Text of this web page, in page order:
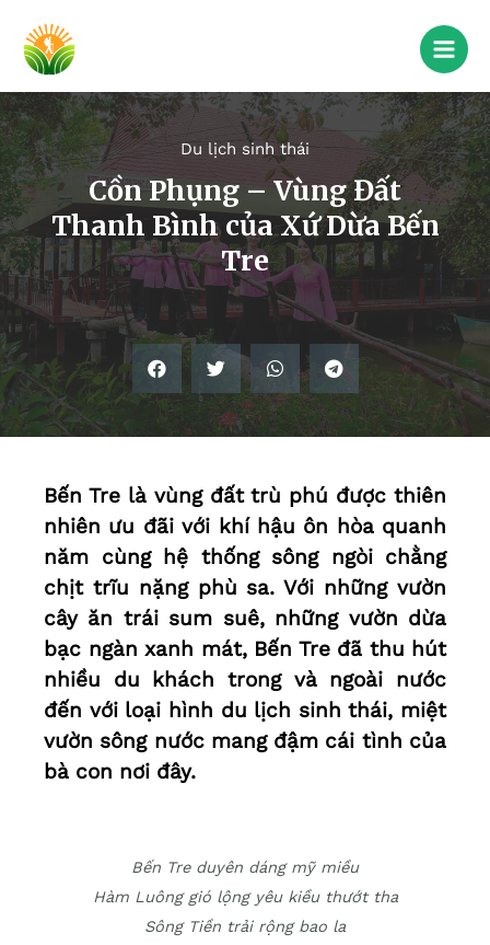
Du lịch sinh thái
Cồn Phụng – Vùng Đất
Thanh Bình của Xứ Dừa Bến
Tre
Bến Tre là vùng đất trù phú được thiên
nhiên ưu đãi với khí hậu ôn hòa quanh
năm cùng hệ thống sông ngòi chằng
chịt trĩu nặng phù sa. Với những vườn
cây ăn trái sum suê, những vườn dừa
bạc ngàn xanh mát, Bến Tre đã thu hút
nhiều du khách trong và ngoài nước
đến với loại hình du lịch sinh thái, miệt
vườn sông nước mang đậm cái tình của
bà con nơi đây.
Bến Tre duyên dáng mỹ miều
Hàm Luông gió lộng yêu kiều thướt tha
Sông Tiền trải rộng bao la